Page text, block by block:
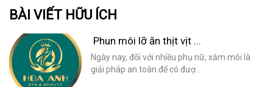
BÀI VIẾT HỮU ÍCH
Phun môi lỡ ăn thịt vịt ...
Ngày nay, đối với nhiều phụ nữ, xăm môi là
giải pháp an toàn để có đượ...